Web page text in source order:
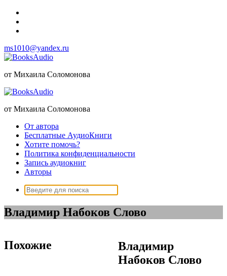
Перейти
содержимому
ms1010@yandex.ru
от Михаила Соломонова
от Михаила Соломонова
От автора
Бесплатные АудиоКниги
Хотите помочь?
Политика конфиденциальности
Запись аудиокниг
Авторы
Поиск:
Владимир Набоков Слово
Владимир
Набоков Слово
Похожие